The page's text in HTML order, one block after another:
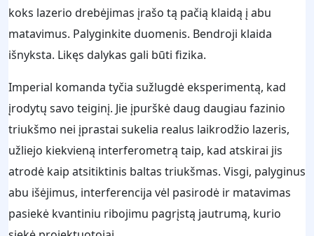
koks lazerio drebėjimas įrašo tą pačią klaidą į abu
matavimus. Palyginkite duomenis. Bendroji klaida
išnyksta. Likęs dalykas gali būti fizika.
Imperial komanda tyčia sužlugdė eksperimentą, kad
įrodytų savo teiginį. Jie įpurškė daug daugiau fazinio
triukšmo nei įprastai sukelia realus laikrodžio lazeris,
užliejo kiekvieną interferometrą taip, kad atskirai jis
atrodė kaip atsitiktinis baltas triukšmas. Visgi, palyginus
abu išėjimus, interferencija vėl pasirodė ir matavimas
pasiekė kvantiniu ribojimu pagrįstą jautrumą, kurio